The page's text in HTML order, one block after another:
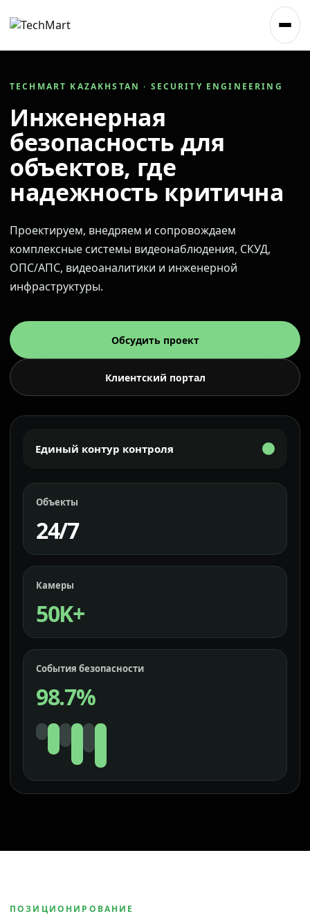
TECHMART KAZAKHSTAN · SECURITY ENGINEERING
Инженерная
безопасность для
объектов, где
надежность критична
Проектируем, внедряем и сопровождаем
комплексные системы видеонаблюдения, СКУД,
ОПС/АПС, видеоаналитики и инженерной
инфраструктуры.
Обсудить проект
Клиентский портал
Единый контур контроля
Объекты
24/7
Камеры
50K+
События безопасности
98.7%
ПОЗИЦИОНИРОВАНИЕ